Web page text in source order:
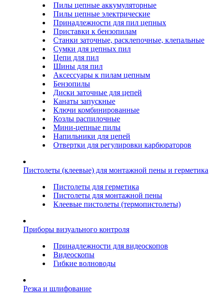
Пилы цепные аккумуляторные
Пилы цепные электрические
Принадлежности для пил цепных
Приставки к бензопилам
Станки заточные, расклепочные, клепальные
Сумки для цепных пил
Цепи для пил
Шины для пил
Аксессуары к пилам цепным
Бензопилы
Диски заточные для цепей
Канаты запускные
Ключи комбинированные
Козлы распилочные
Мини-цепные пилы
Напильники для цепей
Отвертки для регулировки карбюраторов
Пистолеты (клеевые) для монтажной пены и герметика
Пистолеты для герметика
Пистолеты для монтажной пены
Клеевые пистолеты (термопистолеты)
Приборы визуального контроля
Принадлежности для видеоскопов
Видеоскопы
Гибкие волноводы
Резка и шлифование